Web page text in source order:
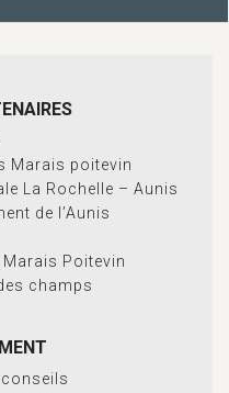
Marais poitevin
La Rochelle – Aunis
de l’Aunis
Poitevin
champs